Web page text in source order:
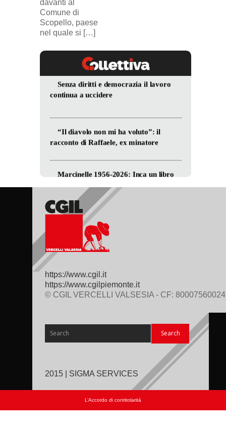
davanti al
Comune di
Scopello, paese
nel quale si […]
https://www.cgil.it
https://www.cgilpiemonte.it
© CGIL VERCELLI VALSESIA - CF: 80007560024
2015 | SIGMA SERVICES
L’Accordo di contitolarità